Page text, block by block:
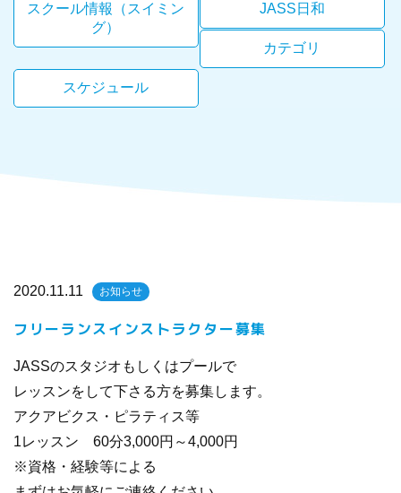
スクール情報（スイミン
グ）
JASS日和
カテゴリ
スケジュール
2020.11.11 お知らせ
フリーランスインストラクター募集
JASSのスタジオもしくはプールで
レッスンをして下さる方を募集します。
アクアビクス・ピラティス等
1レッスン 60分3,000円～4,000円
※資格・経験等による